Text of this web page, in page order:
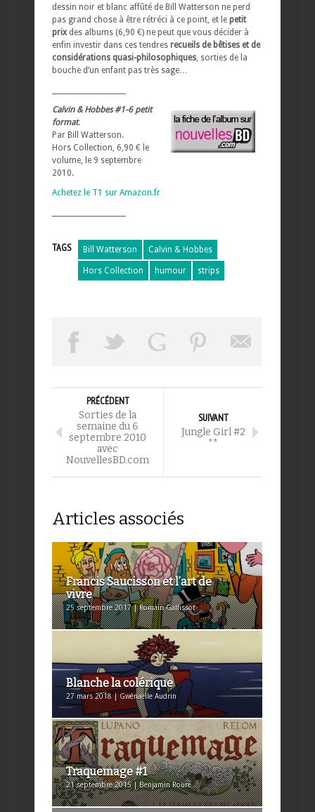
dessin noir et blanc affûté de Bill Watterson ne perd
pas grand chose à être rétréci à ce point, et le petit
prix des albums (6,90 €) ne peut que vous décider à
enfin investir dans ces tendres recueils de bêtises et de
considérations quasi-philosophiques , sorties de la
bouche d’un enfant pas très sage…
Calvin & Hobbes #1-6 petit
format.
Par Bill Watterson.
Hors Collection, 6,90 € le
volume, le 9 septembre
2010.
Achetez le T1 sur Amazon.fr
TAGS Bill Watterson Calvin & Hobbes
Hors Collection humour strips
PRÉCÉDENT
Sorties de la
semaine du 6
septembre 2010
avec
NouvellesBD.com
SUIVANT
Jungle Girl #2
**
Articles associés
Francis Saucisson et l’art de
vivre
25 septembre 2017 | Romain Gallissot
Blanche la colérique
27 mars 2018 | Gwénaëlle Audrin
Traquemage #1
21 septembre 2015 | Benjamin Roure